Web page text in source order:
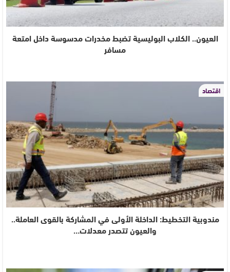
العيون.. الكلاب البوليسية تضبط مخدرات مدسوسة داخل امتعة
مسافر
اقتصاد
مندوبية التخطيط: الداخلة الأولى في المشاركة بالقوى العاملة..
والعيون تتصدر معدلات…